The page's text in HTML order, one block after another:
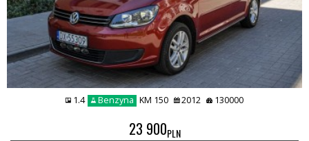
1.4 Benzyna KM 150 2012 130000
23 900PLN